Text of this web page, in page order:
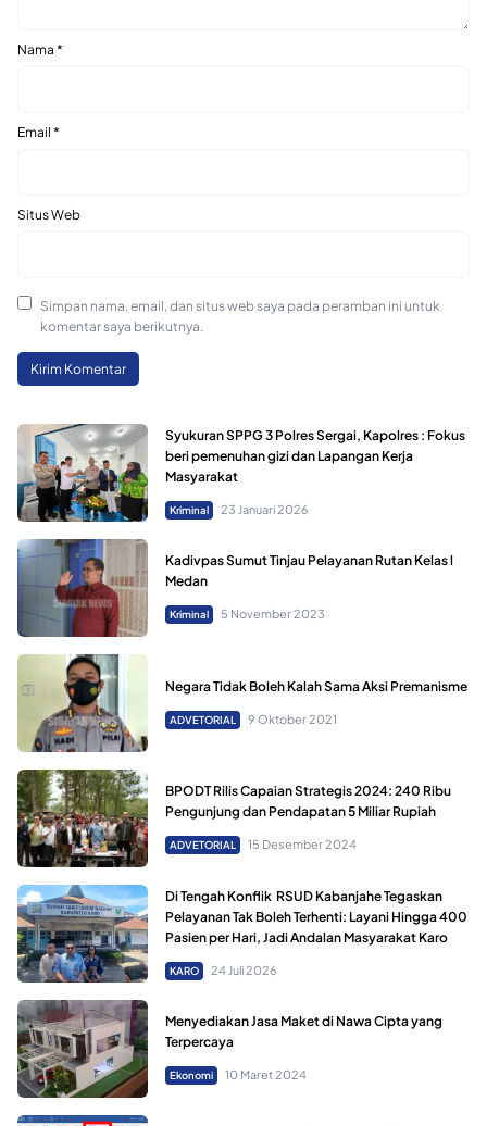
Nama *
Email *
Situs Web
Simpan nama, email, dan situs web saya pada peramban ini untuk
komentar saya berikutnya.
Syukuran SPPG 3 Polres Sergai, Kapolres : Fokus
beri pemenuhan gizi dan Lapangan Kerja
Masyarakat
Kriminal 23 Januari 2026
Kadivpas Sumut Tinjau Pelayanan Rutan Kelas l
Medan
Kriminal 5 November 2023
Negara Tidak Boleh Kalah Sama Aksi Premanisme
ADVETORIAL 9 Oktober 2021
BPODT Rilis Capaian Strategis 2024: 240 Ribu
Pengunjung dan Pendapatan 5 Miliar Rupiah
ADVETORIAL 15 Desember 2024
Di Tengah Konflik RSUD Kabanjahe Tegaskan
Pelayanan Tak Boleh Terhenti: Layani Hingga 400
Pasien per Hari, Jadi Andalan Masyarakat Karo
KARO 24 Juli 2026
Menyediakan Jasa Maket di Nawa Cipta yang
Terpercaya
Ekonomi 10 Maret 2024